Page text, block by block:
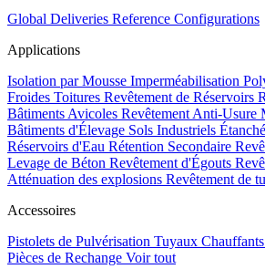
Global Deliveries Reference Configurations
Applications
Isolation par Mousse Imperméabilisation
Froides Toitures Revêtement de Réservoirs
Bâtiments Avicoles Revêtement Anti-Usure
Bâtiments d'Élevage Sols Industriels
Réservoirs d'Eau Rétention Secondaire
Levage de Béton Revêtement d'Égouts
Atténuation des explosions Revêtement de
Accessoires
Pistolets de Pulvérisation Tuyaux Chauffants
Pièces de Rechange Voir tout